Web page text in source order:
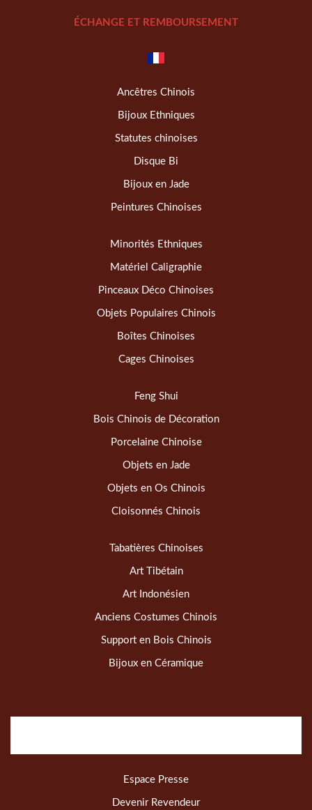
ÉCHANGE ET REMBOURSEMENT
Ancêtres Chinois
Bijoux Ethniques
Statutes chinoises
Disque Bi
Bijoux en Jade
Peintures Chinoises
Minorités Ethniques
Matériel Caligraphie
Pinceaux Déco Chinoises
Objets Populaires Chinois
Boîtes Chinoises
Cages Chinoises
Feng Shui
Bois Chinois de Décoration
Porcelaine Chinoise
Objets en Jade
Objets en Os Chinois
Cloisonnés Chinois
Tabatières Chinoises
Art Tibétain
Art Indonésien
Anciens Costumes Chinois
Support en Bois Chinois
Bijoux en Céramique
Espace Presse
Devenir Revendeur